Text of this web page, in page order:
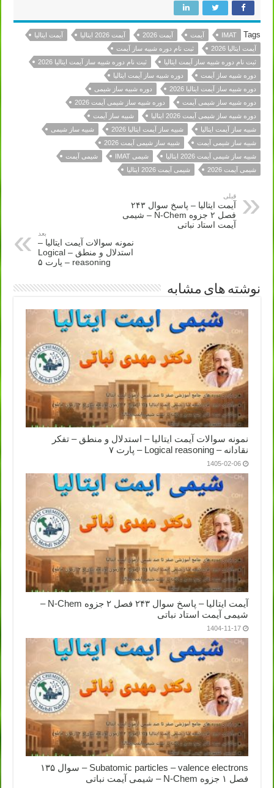
Tags
IMAT آیمت آیمت 2026 آیمت 2026 ایتالیا
آیمت ایتالیا
آیمت ایتالیا 2026
ثبت نام دوره شبیه ساز آیمت
ثبت نام دوره شبیه ساز آیمت ایتالیا
ثبت نام دوره شبیه ساز آیمت ایتالیا 2026
دوره شبیه ساز آیمت
دوره شبیه ساز آیمت ایتالیا
دوره شبیه ساز آیمت ایتالیا 2026
دوره شبیه ساز شیمی
دوره شبیه ساز شیمی آیمت
دوره شبیه ساز شیمی آیمت 2026
دوره شبیه ساز شیمی آیمت 2026 ایتالیا
شبیه ساز آیمت
شبیه ساز آیمت ایتالیا
شبیه ساز آیمت ایتالیا 2026
شبیه ساز شیمی
شبیه ساز شیمی آیمت
شبیه ساز شیمی آیمت 2026
شبیه ساز شیمی آیمت 2026 ایتالیا
شیمی IMAT
شیمی آیمت
شیمی آیمت 2026
شیمی آیمت 2026 ایتالیا
قبلی
آیمت ایتالیا – پاسخ سوال ۲۴۳
فصل ۲ جزوه N-Chem – شیمی
آیمت استاد نباتی
بعد
نمونه سوالات آیمت ایتالیا –
استدلال و منطق – Logical
reasoning – پارت ۵
نوشته های مشابه
نمونه سوالات آیمت ایتالیا – استدلال و منطق – تفکر
نقادانه – Logical reasoning – پارت ۷
1405-02-06
آیمت ایتالیا – پاسخ سوال ۲۴۳ فصل ۲ جزوه N-Chem –
شیمی آیمت استاد نباتی
1404-11-17
Subatomic particles – valence electrons – سوال ۱۳۵
فصل ۱ جزوه N-Chem – شیمی آیمت نباتی